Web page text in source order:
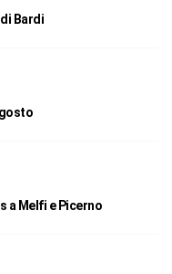
Bardi
a Melfi e Picerno